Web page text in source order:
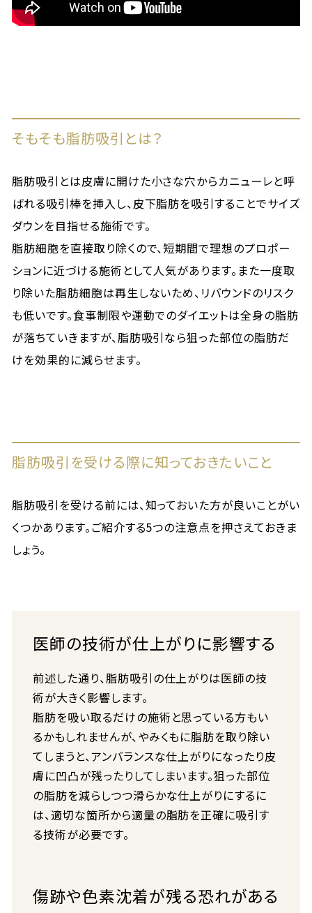
そもそも脂肪吸引とは？
脂肪吸引とは皮膚に開けた小さな穴からカニューレと呼
ばれる吸引棒を挿入し、皮下脂肪を吸引することでサイズ
ダウンを目指せる施術です。
脂肪細胞を直接取り除くので、短期間で理想のプロポー
ションに近づける施術として人気があります。また一度取
り除いた脂肪細胞は再生しないため、リバウンドのリスク
も低いです。食事制限や運動でのダイエットは全身の脂肪
が落ちていきますが、脂肪吸引なら狙った部位の脂肪だ
けを効果的に減らせます。
脂肪吸引を受ける際に知っておきたいこと
脂肪吸引を受ける前には、知っておいた方が良いことがい
くつかあります。ご紹介する5つの注意点を押さえておきま
しょう。
医師の技術が仕上がりに影響する
前述した通り、脂肪吸引の仕上がりは医師の技
術が大きく影響します。
脂肪を吸い取るだけの施術と思っている方もい
るかもしれませんが、やみくもに脂肪を取り除い
てしまうと、アンバランスな仕上がりになったり皮
膚に凹凸が残ったりしてしまいます。狙った部位
の脂肪を減らしつつ滑らかな仕上がりにするに
は、適切な箇所から適量の脂肪を正確に吸引す
る技術が必要です。
傷跡や色素沈着が残る恐れがある